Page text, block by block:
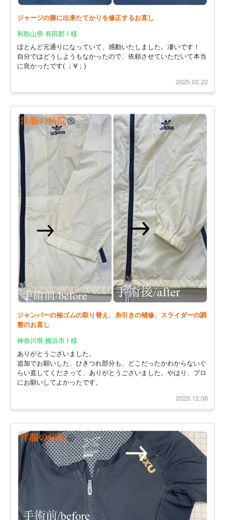
ジャージの膝に出来たてかりを修正するお直し
和歌山県 有田郡 I 様
ほとんど元通りになっていて、感動いたしました。凄いです！
自分ではどうしようもなかったので、依頼させていただいて本当
に良かったです( ；∀；)
2025.02.22
ジャンパーの袖ゴムの取り替え、糸引きの補修、スライダーの調
整のお直し
神奈川県 横浜市 I 様
ありがとうございました。
追加でお願いした、ひきつれ部分も、どこだったかわからないぐ
らい直してくださって、ありがとうございました。やはり、プロ
にお願いしてよかったです。
2025.12.06